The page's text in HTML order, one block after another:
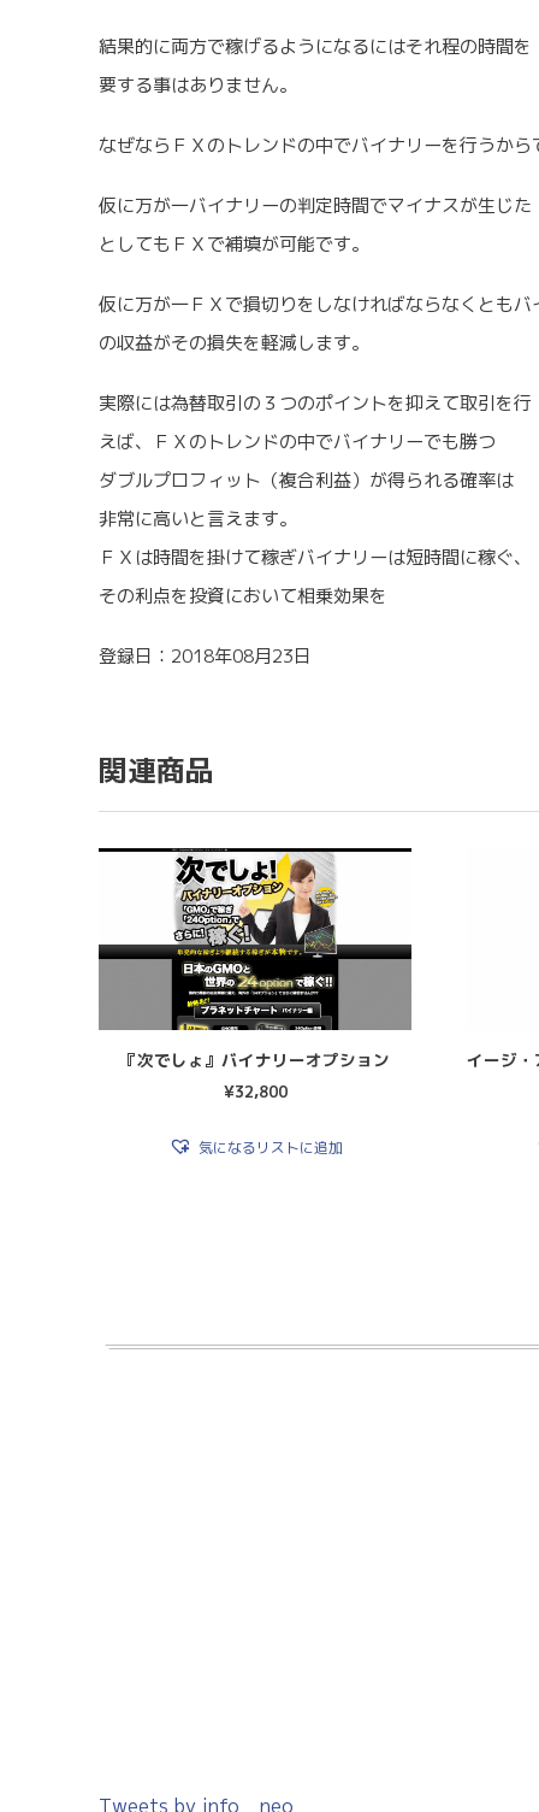
結果的に両方で稼げるようになるにはそれ程の時間を
要する事はありません。
なぜならＦＸのトレンドの中でバイナリーを行うから
仮に万が一バイナリーの判定時間でマイナスが生じた
としてもＦＸで補填が可能です。
仮に万が一ＦＸで損切りをしなければならなくともバ
の収益がその損失を軽減します。
実際には為替取引の３つのポイントを抑えて取引を行
えば、ＦＸのトレンドの中でバイナリーでも勝つ
ダブルプロフィット（複合利益）が得られる確率は
非常に高いと言えます。
ＦＸは時間を掛けて稼ぎバイナリーは短時間に稼ぐ、
その利点を投資において相乗効果を
登録日：2018年08月23日
関連商品
『次でしょ』バイナリーオプション
¥32,800
気になるリストに追加
イージ
Tweets by info__neo